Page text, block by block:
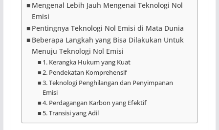
Mengenal Lebih Jauh Mengenai Teknologi Nol
Emisi
Pentingnya Teknologi Nol Emisi di Mata Dunia
Beberapa Langkah yang Bisa Dilakukan Untuk
Menuju Teknologi Nol Emisi
1. Kerangka Hukum yang Kuat
2. Pendekatan Komprehensif
3. Teknologi Penghilangan dan Penyimpanan
Emisi
4. Perdagangan Karbon yang Efektif
5. Transisi yang Adil